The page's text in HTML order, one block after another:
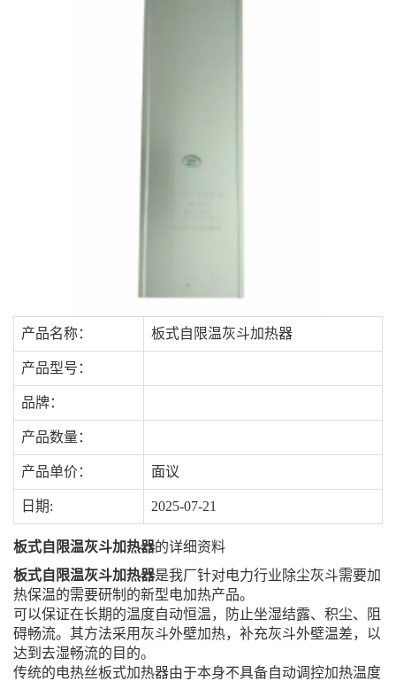
产品名称： 板式自限温灰斗加热器
产品型号：
品牌：
产品数量：
产品单价： 面议
日期: 2025-07-21
板式自限温灰斗加热器的详细资料
板式自限温灰斗加热器是我厂针对电力行业除尘灰斗需要加
热保温的需要研制的新型电加热产品。
可以保证在长期的温度自动恒温，防止坐湿结露、积尘、阻
碍畅流。其方法采用灰斗外壁加热，补充灰斗外壁温差，以
达到去湿畅流的目的。
传统的电热丝板式加热器由于本身不具备自动调控加热温度